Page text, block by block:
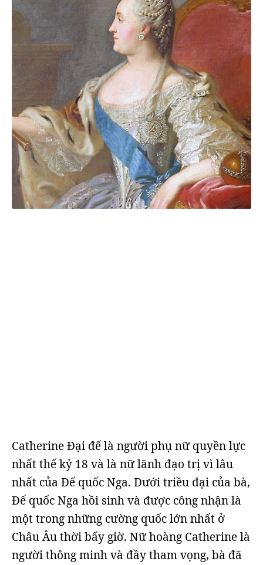
Catherine Đại đế là người phụ nữ quyền lực
nhất thế kỷ 18 và là nữ lãnh đạo trị vì lâu
nhất của Đế quốc Nga. Dưới triều đại của bà,
Đế quốc Nga hồi sinh và được công nhận là
một trong những cường quốc lớn nhất ở
Châu Âu thời bấy giờ. Nữ hoàng Catherine là
người thông minh và đầy tham vọng, bà đã